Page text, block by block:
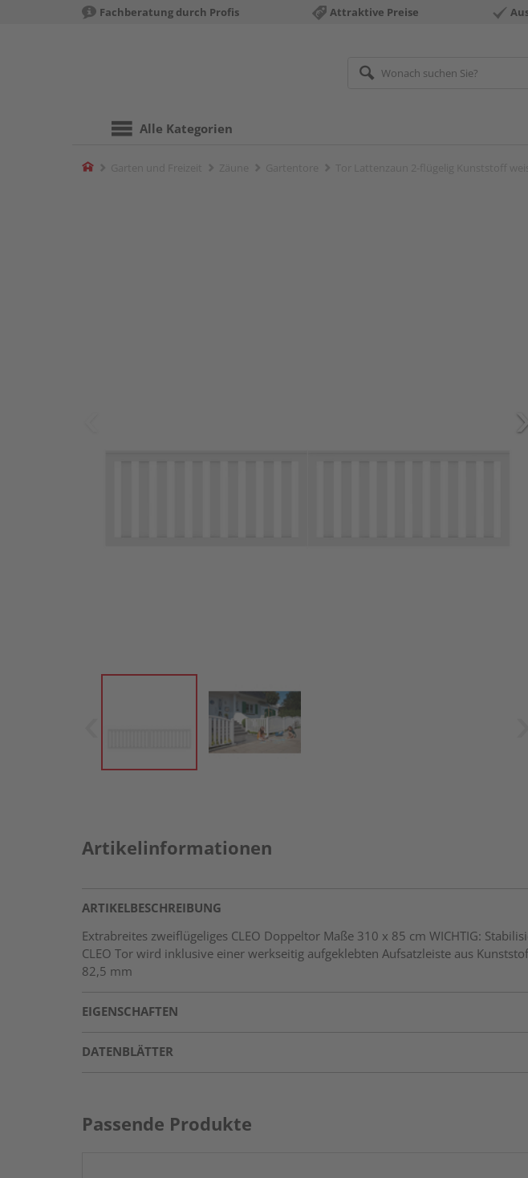
Fachberatung durch Profis Attraktive Preise
Alle Kategorien
Home
Artikelinformationen
ARTIKELBESCHREIBUNG
Extrabreites zweiflügeliges CLEO Doppeltor Maße 310 x 85 cm WICHTIG:
CLEO Tor wird inklusive einer werkseitig aufgeklebten Aufsatzleiste aus
82,5 mm
EIGENSCHAFTEN
DATENBLÄTTER
Passende Produkte